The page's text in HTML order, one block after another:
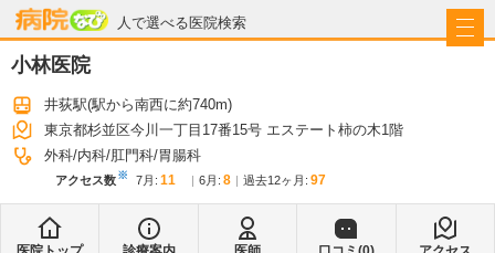
人で選べる医院検索
病院なび
小林医院
井荻駅(駅から南西に約740m)
東京都杉並区今川一丁目17番15号 エステート柿の木1階
外科 内科 肛門科 胃腸科
アクセス数※ 7月 : 11 6月 : 8 過去12ヶ月: 97